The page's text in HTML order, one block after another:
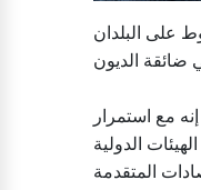
على البلدان
مع استمرار
الدولية